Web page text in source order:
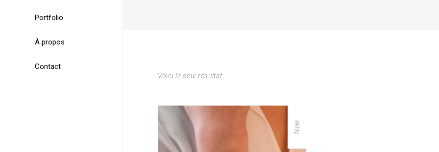
Portfolio
À propos
Contact
Voici le seul résultat
New